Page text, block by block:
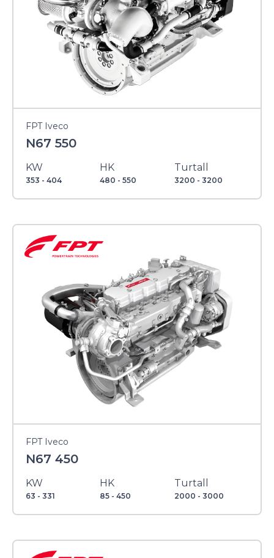
FPT Iveco
N67 550
KW
353 - 404
HK
480 - 550
Turtall
3200 - 3200
FPT Iveco
N67 450
KW
63 - 331
HK
85 - 450
Turtall
2000 - 3000